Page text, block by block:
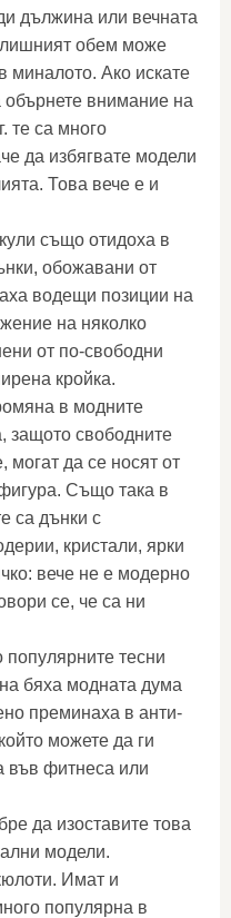
дължина или вечната
обем може
миналото. Ако искате
внимание на
те са много
да избягвате модели
Това вече е и
също отидоха в
обожавани от
водещи позиции на
на няколко
от по-свободни
кройка.
в модните
защото свободните
могат да се носят от
Също така в
са дънки с
кристали, ярки
вече не е модерно
се, че са ни
популярните тесни
бяха модната дума
преминаха в анти-
можете да ги
във фитнеса или
да изоставите това
модели.
Имат и
популярна в